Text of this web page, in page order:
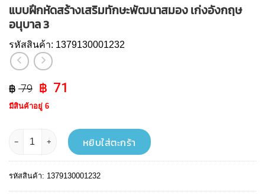
แบบฝึกหัดสร้างเสริมทักษะพัฒนาสมอง เก่งอังกฤษ
อนุบาล 3
รหัสสินค้า: 1379130001232
79 Original
price
was:
71
฿ 71.
มีสินค้าอยู่ 6
จำนวน แบบฝึกหัดสร้างเสริมทักษะพัฒนาสมอง เก่งอังกฤษ อนุบาล 3 ชิ้น
หยิบใส่ตะกร้า
รหัสสินค้า: 1379130001232